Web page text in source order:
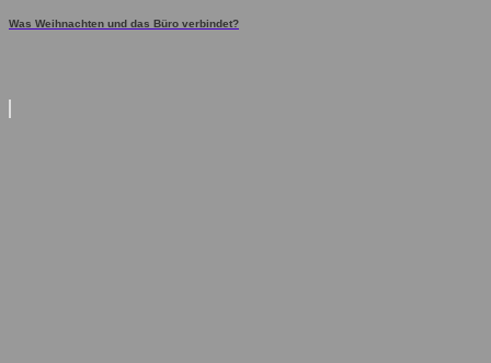
Was Weihnachten und das Büro verbindet?